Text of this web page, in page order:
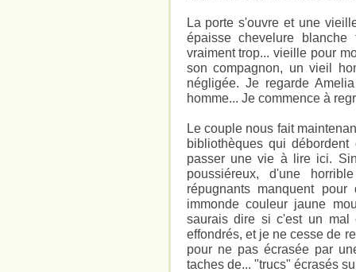
La porte s'ouvre et une
épaisse chevelure
vraiment trop... vieille pour
son compagnon, un vieil
négligée. Je regarde
homme... Je commence à
Le couple nous fait
bibliothèques qui
passer une vie à lire ici.
poussiéreux, d'une
répugnants manquent
immonde couleur jaune
saurais dire si c'est un
effondrés, et je ne cesse de
pour ne pas écrasée par
taches de... "trucs" écrasés